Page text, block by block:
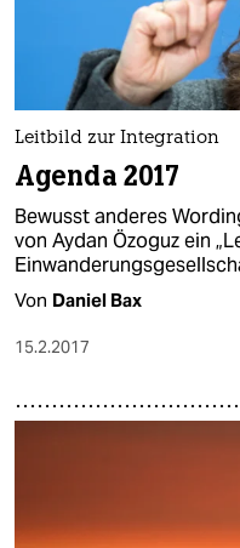
Leitbild zur Integration
Agenda 2017
Bewusst anderes
von Aydan Özoguz ein
Von Daniel Bax
15.2.2017